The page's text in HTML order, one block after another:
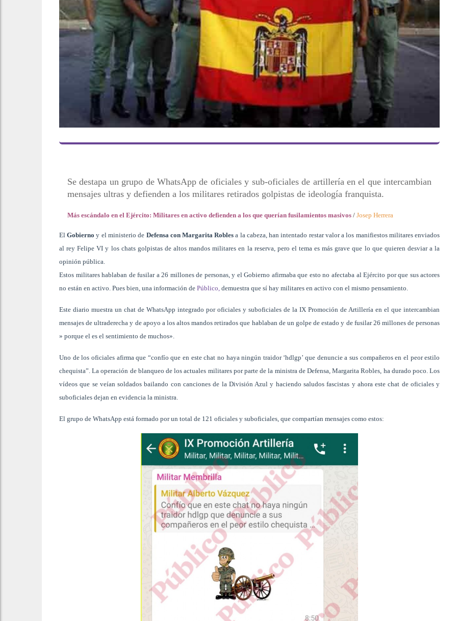
Se destapa un grupo de WhatsApp de oficiales y sub-oficiales de artillería en el que intercambian
mensajes ultras y defienden a los militares retirados golpistas de ideología franquista.
Más escándalo en el Ejército: Militares en activo defienden a los que querían fusilamientos masivos / Josep Herrera
ElGobierno y el ministerio de Defensa con Margarita Robles a la cabeza, han intentado restar valor a los manifiestos militares enviados
al rey Felipe VI y los chats golpistas de altos mandos militares en la reserva, pero el tema es más grave que lo que quieren desviar a la
opinión pública.
Estos militares hablaban de fusilar a 26 millones de personas, y el Gobierno afirmaba que esto no afectaba al Ejército por que sus actores
no están en activo. Pues bien, una información de Público, demuestra que sí hay militares en activo con el mismo pensamiento.
Este diario muestra un chat de WhatsApp integrado por oficiales y suboficiales de la IX Promoción de Artillería en el que intercambian
mensajes de ultraderecha y de apoyo a los altos mandos retirados que hablaban de un golpe de estado y de fusilar 26 millones de personas
» porque el es el sentimiento de muchos».
Uno de los oficiales afirma que “confío que en este chat no haya ningún traidor ‘hdlgp’ que denuncie a sus compañeros en el peor estilo
chequista”. La operación de blanqueo de los actuales militares por parte de la ministra de Defensa, Margarita Robles, ha durado poco. Los
vídeos que se veían soldados bailando con canciones de la División Azul y haciendo saludos fascistas y ahora este chat de oficiales y
suboficiales dejan en evidencia la ministra.
El grupo de WhatsApp está formado por un total de 121 oficiales y suboficiales, que compartían mensajes como estos: